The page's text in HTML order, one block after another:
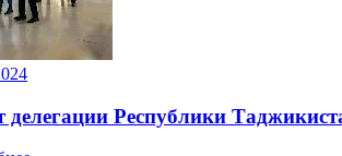
делегации Республики